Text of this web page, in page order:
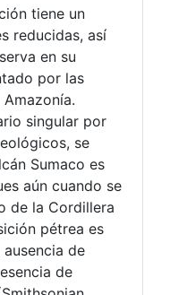
tiene un
reducidas, así
en su
por las
singular por
se
Sumaco es
aún cuando se
de la Cordillera
pétrea es
de
de